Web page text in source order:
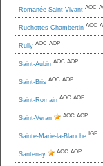
Romanée-Saint-Vivant AOC
Ruchottes-Chambertin AOC
Rully AOC AOP
Saint-Aubin AOC AOP
Saint-Bris AOC AOP
Saint-Romain AOC AOP
Saint-Véran AOC AOP
Sainte-Marie-la-Blanche IGP
Santenay AOC AOP